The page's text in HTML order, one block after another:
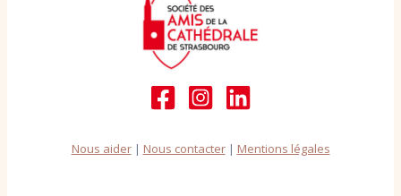
Nous aider| Nous contacter| Mentions légales